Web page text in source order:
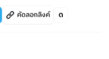
คัดลอกลิงค์